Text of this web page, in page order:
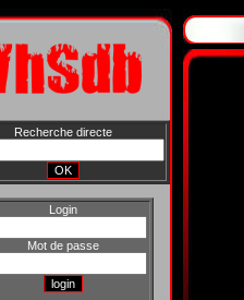
Recherche directe
Login
Mot de passe